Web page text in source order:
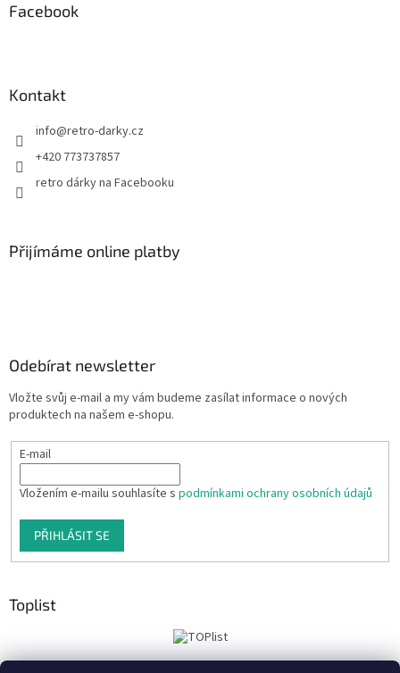
Facebook
Kontakt
info@retro-darky.cz
+420 773737857
retro dárky na Facebooku
Přijímáme online platby
Odebírat newsletter
Vložte svůj e-mail a my vám budeme zasílat informace o nových
produktech na našem e-shopu.
E-mail
Vložením e-mailu souhlasíte s podmínkami ochrany osobních údajů
PŘIHLÁSIT SE
Toplist